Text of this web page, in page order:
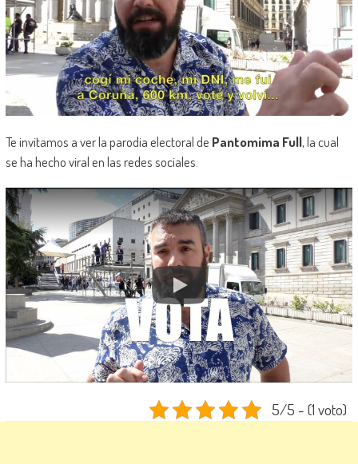
Te invitamos a ver la parodia electoral de Pantomima Full, la cual
se ha hecho viral en las redes sociales.
5/5 - (1 voto)